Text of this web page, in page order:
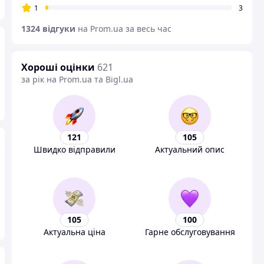
1
3
1324 відгуки на Prom.ua за весь час
Хороші оцінки 621
за рік на Prom.ua та Bigl.ua
121
Швидко відправили
105
Актуальний опис
105
Актуальна ціна
100
Гарне обслуговування